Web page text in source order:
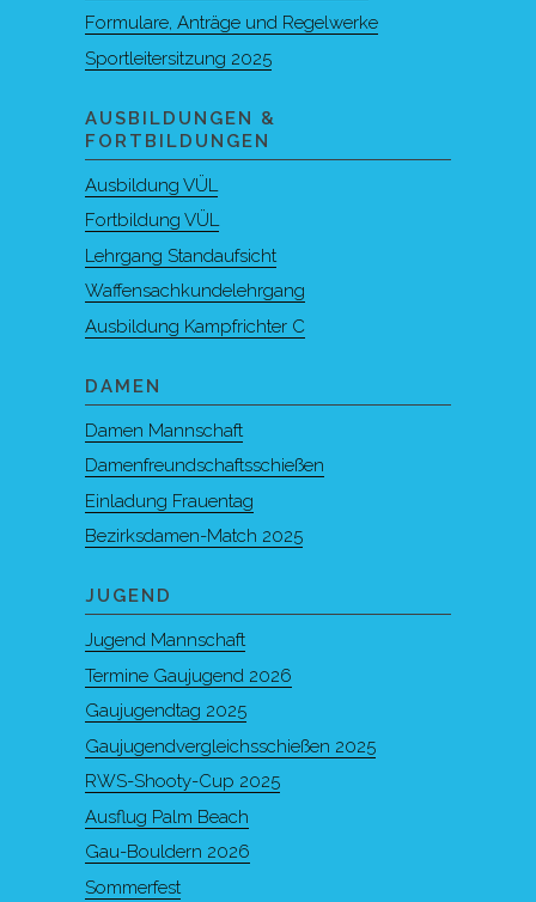
Formulare, Anträge und Regelwerke
Sportleitersitzung 2025
AUSBILDUNGEN &
FORTBILDUNGEN
Ausbildung VÜL
Fortbildung VÜL
Lehrgang Standaufsicht
Waffensachkundelehrgang
Ausbildung Kampfrichter C
DAMEN
Damen Mannschaft
Damenfreundschaftsschießen
Einladung Frauentag
Bezirksdamen-Match 2025
JUGEND
Jugend Mannschaft
Termine Gaujugend 2026
Gaujugendtag 2025
Gaujugendvergleichsschießen 2025
RWS-Shooty-Cup 2025
Ausflug Palm Beach
Gau-Bouldern 2026
Sommerfest